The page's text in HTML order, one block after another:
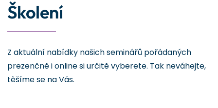
Školení
Z aktuální nabídky našich seminářů pořádaných
prezenčně i online si určitě vyberete. Tak neváhejte,
těšíme se na Vás.